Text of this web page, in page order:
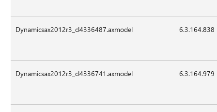
Dynamicsax2012r3_cl4336487.axmodel 6.3.164.838
Dynamicsax2012r3_cl4336741.axmodel 6.3.164.979